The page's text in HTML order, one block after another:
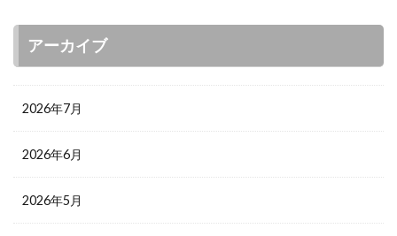
アーカイブ
2026年7月
2026年6月
2026年5月